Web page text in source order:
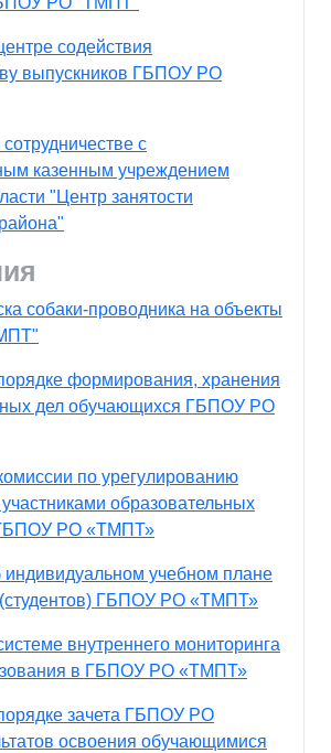
содействия
выпускников ГБПОУ РО
с
казенным учреждением
"Центр занятости
собаки-проводника на объекты
формирования, хранения
дел обучающихся ГБПОУ РО
по урегулированию
образовательных
РО «ТМПТ»
учебном плане
ГБПОУ РО «ТМПТ»
внутреннего мониторинга
в ГБПОУ РО «ТМПТ»
зачета ГБПОУ РО
освоения обучающимися